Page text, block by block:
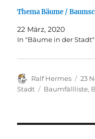
Thema Bäume /
22 März, 2020
In "Bäume in der Stadt"
Autor
Ralf Hermes
am
23
Stadt
Schlagwörter
Baumfällliste,